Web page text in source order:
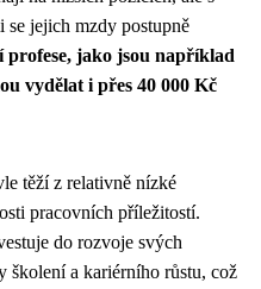
jejich mzdy postupně
profese, jako jsou například
vydělat i přes 40 000 Kč
těží z relativně nízké
pracovních příležitostí.
do rozvoje svých
školení a kariérního růstu, což